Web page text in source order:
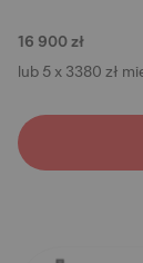
16 900 zł
lub 5 x 3380 zł